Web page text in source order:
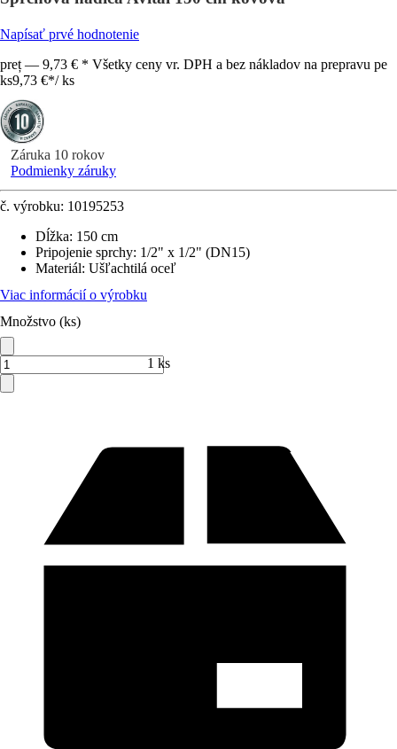
Napísať prvé hodnotenie
preț — 9,73 € * Všetky ceny vr. DPH a bez nákladov na prepravu pe
ks9,73 €*/ ks
Záruka 10 rokov
Podmienky záruky
č. výrobku: 10195253
Dĺžka: 150 cm
Pripojenie sprchy: 1/2" x 1/2" (DN15)
Materiál: Ušľachtilá oceľ
Viac informácií o výrobku
Množstvo (ks)
1 ks